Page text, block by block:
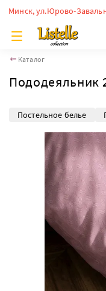
ул.Юрово-
Каталог
Пододеяльник
Постельное белье